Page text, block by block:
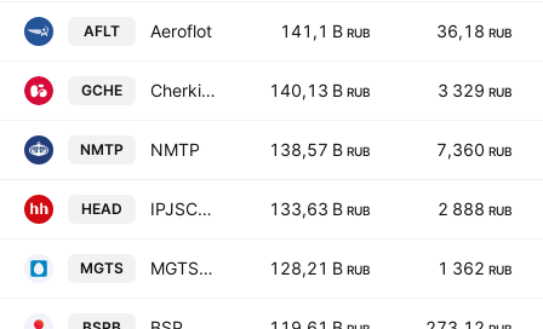
AFLT Aeroflot 141,1 B RUB 36,18 RUB
GCHE Cherkizovo Group 140,13 B RUB 3 329 RUB
NMTP NMTP 138,57 B RUB 7,360 RUB
HEAD IPJSC Headhunter 133,63 B RUB 2 888 RUB
MGTS MGTS-5 128,21 B RUB 1 362 RUB